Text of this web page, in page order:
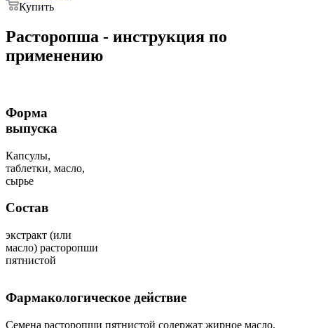
Купить
Расторопша - инструкция по
применению
Форма
выпуска
Капсулы,
таблетки, масло,
сырье
Состав
экстракт (или
масло) расторопши
пятнистой
Фармакологическое действие
Семена расторопши пятнистой содержат жирное масло,